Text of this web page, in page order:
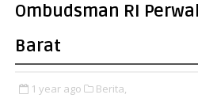
Ombudsman RI
Barat
1 year ago Berita,